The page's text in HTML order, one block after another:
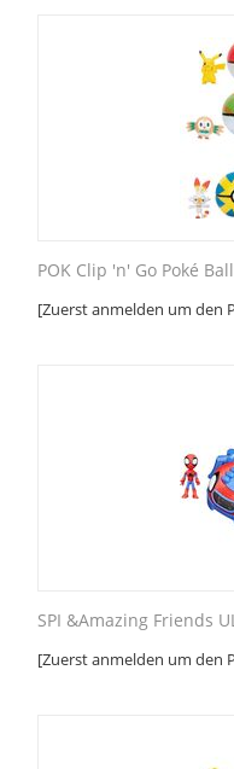
POK Clip 'n' Go Poké
[Zuerst anmelden um den
SPI &Amazing Friends
[Zuerst anmelden um den